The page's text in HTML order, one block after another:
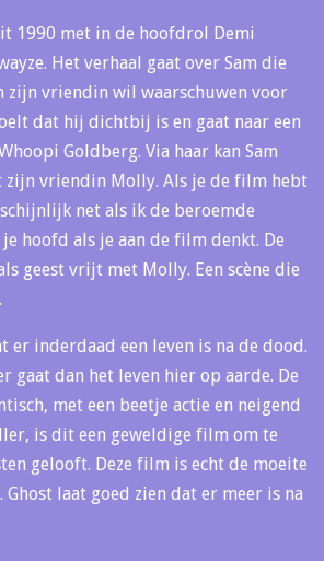
1990 met in de hoofdrol Demi
Het verhaal gaat over Sam die
zijn vriendin wil waarschuwen voor
dat hij dichtbij is en gaat naar een
Goldberg. Via haar kan Sam
zijn vriendin Molly. Als je de film hebt
net als ik de beroemde
je hoofd als je aan de film denkt. De
geest vrijt met Molly. Een scène die
er inderdaad een leven is na de dood.
gaat dan het leven hier op aarde. De
met een beetje actie en neigend
is dit een geweldige film om te
gelooft. Deze film is echt de moeite
laat goed zien dat er meer is na